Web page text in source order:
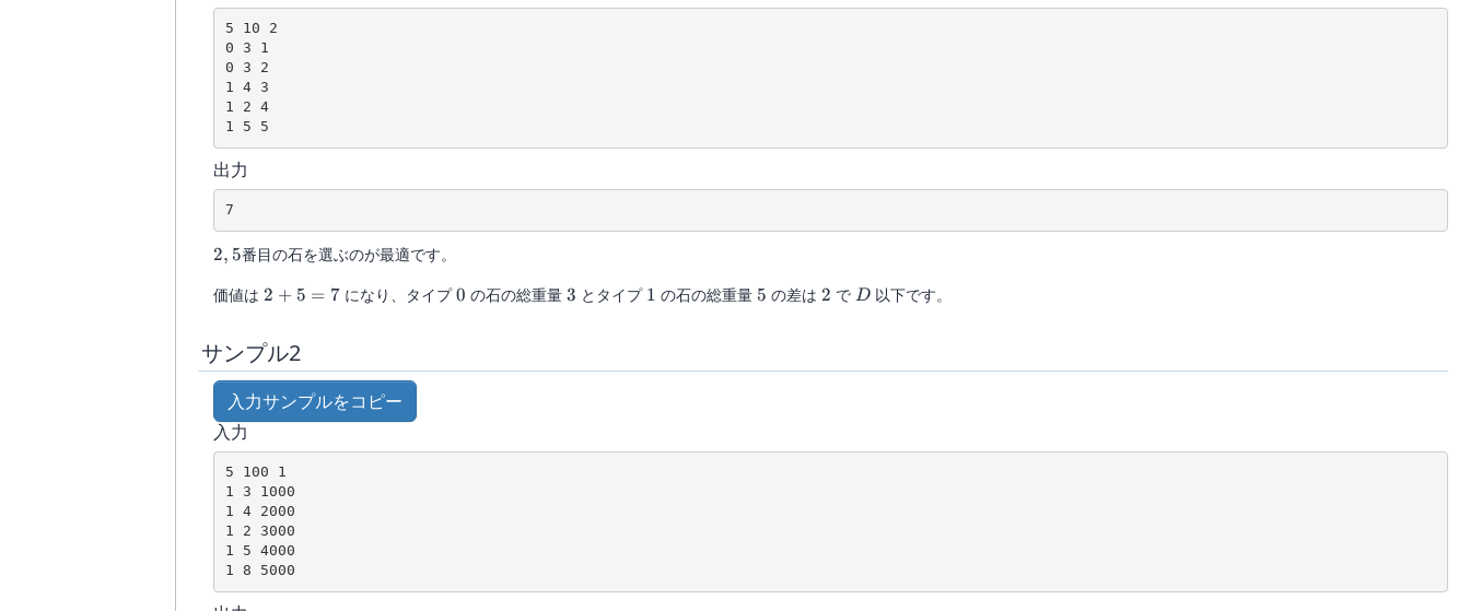
5 10 2
0 3 1
0 3 2
1 4 3
1 2 4
1 5 5
出力
7
2,5
2, 5番目の石を選ぶのが最適です。
価値は 2+5=7
2 + 5 = 7になり、タイプ0
0 の石の総重量 3
3 とタイプ 1
1 の石の総重量 5
5 の差は 2
2 で D
D 以下です。
サンプル2
入力サンプルをコピー
入力
5 100 1
1 3 1000
1 4 2000
1 2 3000
1 5 4000